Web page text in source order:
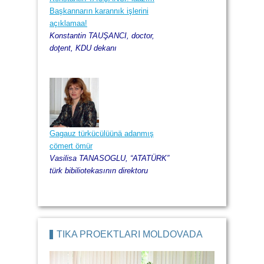
Başkannarın karannık işlerini
açıklamaa!
Konstantin TAUŞANCI, doctor,
doţent, KDU dekanı
Gagauz türkücülüünä adanmış
cömert ömür
Vasilisa TANASOGLU, “ATATÜRK”
türk bibiliotekasının direktoru
TİKA PROEKTLARI MOLDOVADA